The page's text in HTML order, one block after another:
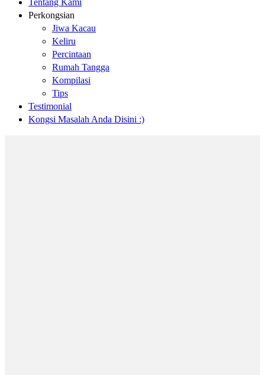
Tentang Kami
Perkongsian
Jiwa Kacau
Keliru
Percintaan
Rumah Tangga
Kompilasi
Tips
Testimonial
Kongsi Masalah Anda Disini :)